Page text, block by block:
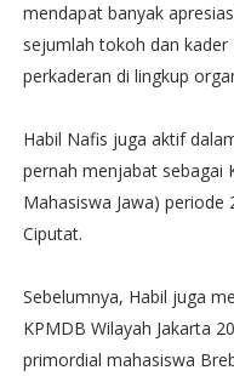
mendapat banyak
sejumlah tokoh dan
perkaderan di lingkup
Habil Nafis juga aktif
pernah menjabat sebagai
Mahasiswa Jawa)
Ciputat.
Sebelumnya, Habil juga
KPMDB Wilayah Jakarta
primordial mahasiswa